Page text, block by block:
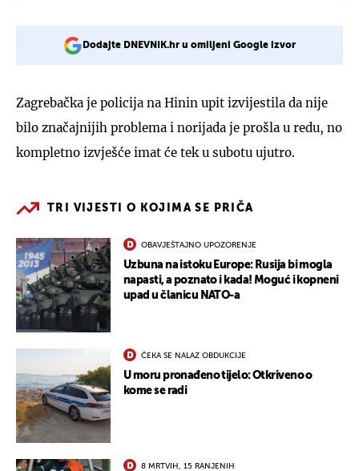
Dodajte DNEVNIK.hr u omiljeni Google izvor
Zagrebačka je policija na Hinin upit izvijestila da nije
bilo značajnijih problema i norijada je prošla u redu, no
kompletno izvješće imat će tek u subotu ujutro.
TRI VIJESTI O KOJIMA SE PRIČA
OBAVJEŠTAJNO UPOZORENJE
Uzbuna na istoku Europe: Rusija bi mogla
napasti, a poznato i kada! Moguć i kopneni
upad u članicu NATO-a
ČEKA SE NALAZ OBDUKCIJE
U moru pronađeno tijelo: Otkriveno o
kome se radi
8 MRTVIH, 15 RANJENIH